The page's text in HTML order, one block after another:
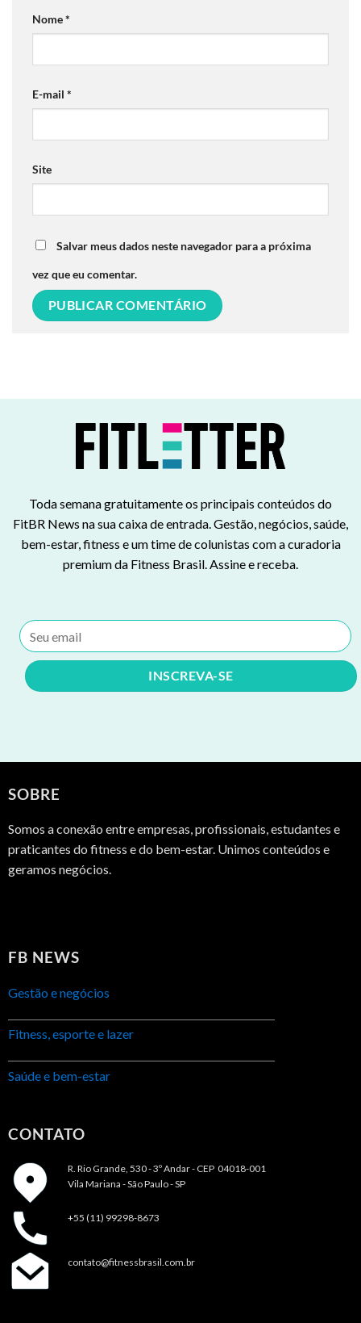
Nome*
E-mail *
Site
Salvar meus dados neste navegador para a próxima
vez que eu comentar.
Toda semana gratuitamente os principais conteúdos do
FitBR News na sua caixa de entrada. Gestão, negócios, saúde,
bem-estar, fitness e um time de colunistas com a curadoria
premium da Fitness Brasil. Assine e receba.
SOBRE
Somos a conexão entre empresas, profissionais, estudantes e
praticantes do fitness e do bem-estar. Unimos conteúdos e
geramos negócios.
FB NEWS
Gestão e negócios
Fitness, esporte e lazer
Saúde e bem-estar
CONTATO
R. Rio Grande, 530 - 3º Andar - CEP 04018-001
Vila Mariana - São Paulo - SP
+55 (11) 99298-8673
contato@fitnessbrasil.com.br